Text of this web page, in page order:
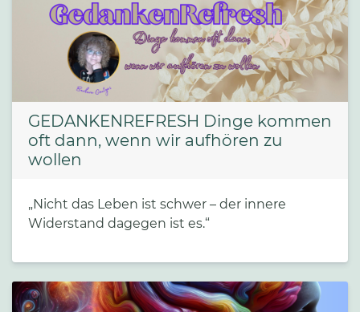
GEDANKENREFRESH Dinge kommen
oft dann, wenn wir aufhören zu
wollen
„Nicht das Leben ist schwer – der innere
Widerstand dagegen ist es.“